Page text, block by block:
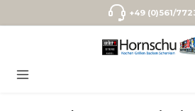
Zum Hauptinhalt springen
+49 (0)561/